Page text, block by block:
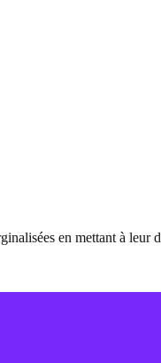
en mettant à